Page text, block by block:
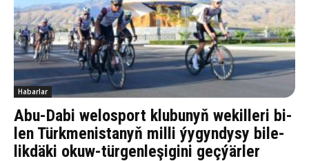
Habarlar
Abu-Da­bi we­los­port klu­bu­nyň we­kil­le­ri bi­
len Türk­me­nis­ta­nyň milli ýy­gyn­dy­sy bi­le­
lik­dä­ki okuw-tür­gen­le­şigini geçýärler